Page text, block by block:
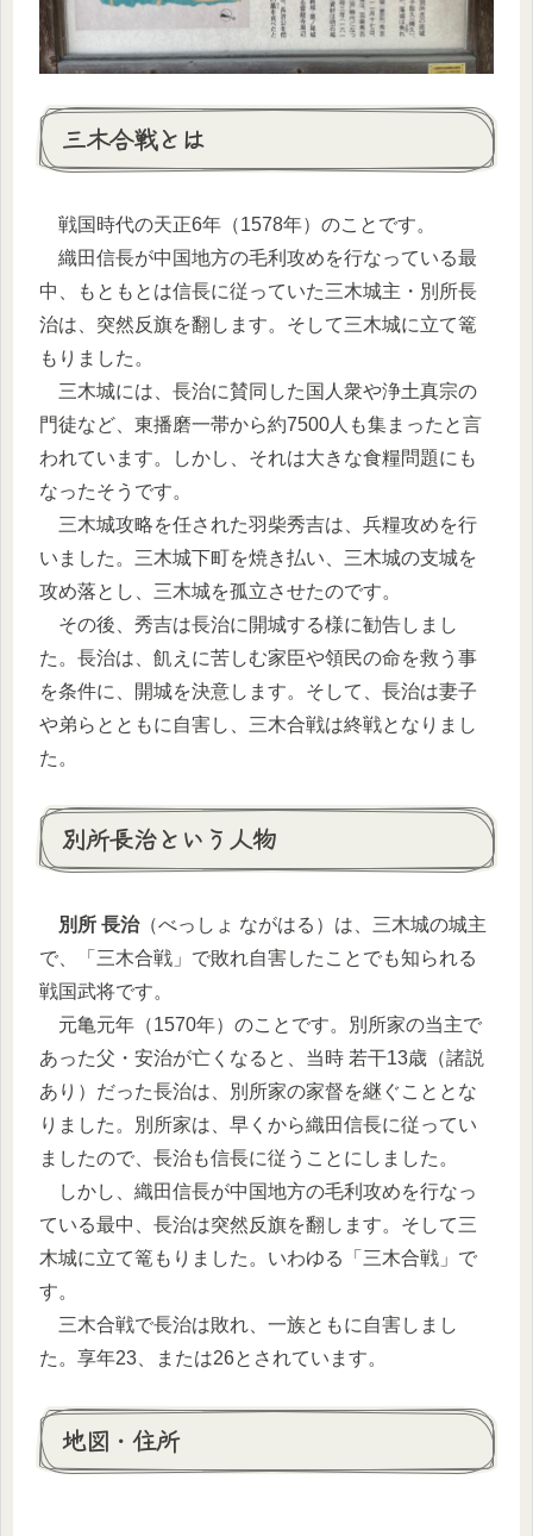
三木合戦とは
戦国時代の天正6年（1578年）のことです。
織田信長が中国地方の毛利攻めを行なっている最
中、もともとは信長に従っていた三木城主・別所長
治は、突然反旗を翻します。そして三木城に立て篭
もりました。
三木城には、長治に賛同した国人衆や浄土真宗の
門徒など、東播磨一帯から約7500人も集まったと言
われています。しかし、それは大きな食糧問題にも
なったそうです。
三木城攻略を任された羽柴秀吉は、兵糧攻めを行
いました。三木城下町を焼き払い、三木城の支城を
攻め落とし、三木城を孤立させたのです。
その後、秀吉は長治に開城する様に勧告しまし
た。長治は、飢えに苦しむ家臣や領民の命を救う事
を条件に、開城を決意します。そして、長治は妻子
や弟らとともに自害し、三木合戦は終戦となりまし
た。
別所長治という人物
別所 長治（べっしょ ながはる）は、三木城の城主
で、「三木合戦」で敗れ自害したことでも知られる
戦国武将です。
元亀元年（1570年）のことです。別所家の当主で
あった父・安治が亡くなると、当時 若干13歳（諸説
あり）だった長治は、別所家の家督を継ぐこととな
りました。別所家は、早くから織田信長に従ってい
ましたので、長治も信長に従うことにしました。
しかし、織田信長が中国地方の毛利攻めを行なっ
ている最中、長治は突然反旗を翻します。そして三
木城に立て篭もりました。いわゆる「三木合戦」で
す。
三木合戦で長治は敗れ、一族ともに自害しまし
た。享年23、または26とされています。
地図・住所